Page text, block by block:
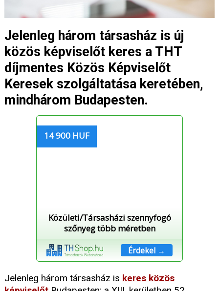
Jelenleg három társasház is új
közös képviselőt keres a THT
díjmentes Közös Képviselőt
Keresek szolgáltatása keretében,
mindhárom Budapesten.
14 900 HUF
Közületi/Társasházi szennyfogó
szőnyeg több méretben
Érdekel →
Jelenleg három társasház is keres közös